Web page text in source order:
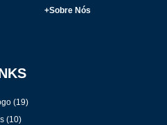
+Sobre Nós
(19)
(10)